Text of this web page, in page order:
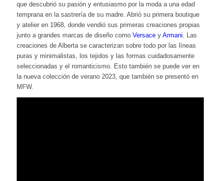
que descubrió su pasión y entusiasmo por la moda a una edad
temprana en la sastrería de su madre. Abrió su primera boutique
y atelier en 1968, donde vendió sus primeras creaciones propias
junto a grandes marcas de diseño como Versacey Armani. Las
creaciones de Alberta se caracterizan sobre todo por las líneas
puras y minimalistas, los tejidos y las formas cuidadosamente
seleccionadas y el romanticismo. Esto también se puede ver en
la nueva colección de verano 2023, que también se presentó en
MFW.